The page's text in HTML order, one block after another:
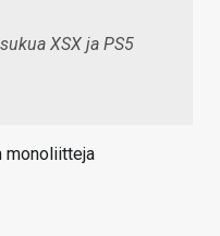
XSX ja PS5
monoliitteja